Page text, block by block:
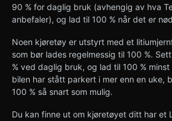
90 % for daglig bruk (avhengig av hva
anbefaler), og lad til 100 % når det er
Noen kjøretøy er utstyrt med et
som bør lades regelmessig til 100 %.
% ved daglig bruk, og lad til 100 %
bilen har stått parkert i mer enn en uke,
100 % så snart som mulig.
Du kan finne ut om kjøretøyet ditt har et